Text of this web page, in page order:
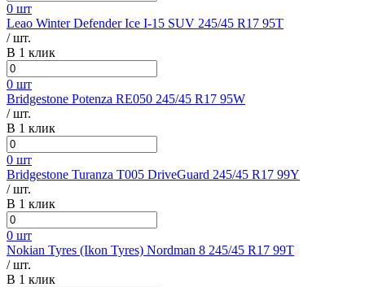
0 шт
Leao Winter Defender Ice I-15 SUV 245/45 R17 95T
/ шт.
В 1 клик
0 шт
Bridgestone Potenza RE050 245/45 R17 95W
/ шт.
В 1 клик
0 шт
Bridgestone Turanza T005 DriveGuard 245/45 R17 99Y
/ шт.
В 1 клик
0 шт
Nokian Tyres (Ikon Tyres) Nordman 8 245/45 R17 99T
/ шт.
В 1 клик